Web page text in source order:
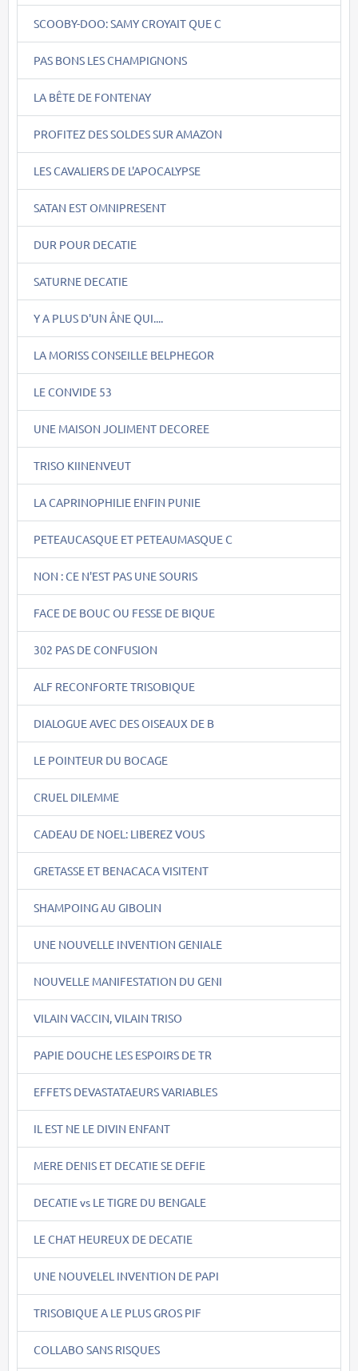
SCOOBY-DOO: SAMY CROYAIT QUE C
PAS BONS LES CHAMPIGNONS
LA BÊTE DE FONTENAY
PROFITEZ DES SOLDES SUR AMAZON
LES CAVALIERS DE L'APOCALYPSE
SATAN EST OMNIPRESENT
DUR POUR DECATIE
SATURNE DECATIE
Y A PLUS D'UN ÂNE QUI....
LA MORISS CONSEILLE BELPHEGOR
LE CONVIDE 53
UNE MAISON JOLIMENT DECOREE
TRISO KIINENVEUT
LA CAPRINOPHILIE ENFIN PUNIE
PETEAUCASQUE ET PETEAUMASQUE C
NON : CE N'EST PAS UNE SOURIS
FACE DE BOUC OU FESSE DE BIQUE
302 PAS DE CONFUSION
ALF RECONFORTE TRISOBIQUE
DIALOGUE AVEC DES OISEAUX DE B
LE POINTEUR DU BOCAGE
CRUEL DILEMME
CADEAU DE NOEL: LIBEREZ VOUS
GRETASSE ET BENACACA VISITENT
SHAMPOING AU GIBOLIN
UNE NOUVELLE INVENTION GENIALE
NOUVELLE MANIFESTATION DU GENI
VILAIN VACCIN, VILAIN TRISO
PAPIE DOUCHE LES ESPOIRS DE TR
EFFETS DEVASTATAEURS VARIABLES
IL EST NE LE DIVIN ENFANT
MERE DENIS ET DECATIE SE DEFIE
DECATIE vs LE TIGRE DU BENGALE
LE CHAT HEUREUX DE DECATIE
UNE NOUVELEL INVENTION DE PAPI
TRISOBIQUE A LE PLUS GROS PIF
COLLABO SANS RISQUES